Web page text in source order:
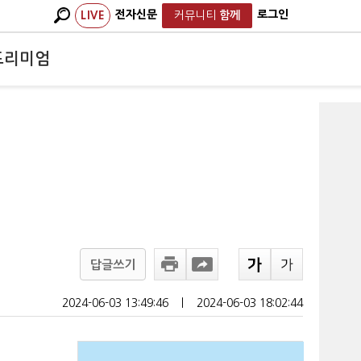
LIVE 전자신문 커뮤니티 함께 로그인
리미엄
답글쓰기
2024-06-03 13:49:46 2024-06-03 18:02:44